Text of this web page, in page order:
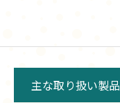
主な取り扱い製品